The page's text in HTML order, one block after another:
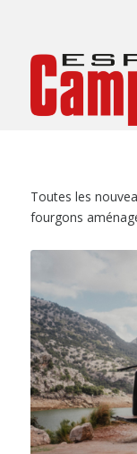
Toutes les
fourgons